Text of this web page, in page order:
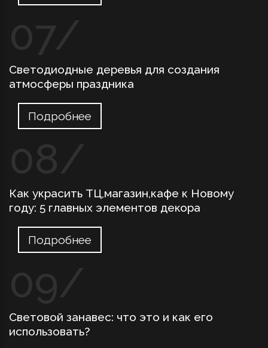
Светодиодные деревья для создания
атмосферы праздника
Подробнее
Как украсить ТЦ,магазин,кафе к Новому
году: 5 главных элементов декора
Подробнее
Световой занавес: что это и как его
использовать?